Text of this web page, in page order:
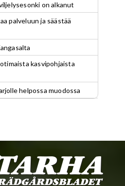
on alkanut
palveluun ja säästää
kasvipohjaista
helpossa muodossa